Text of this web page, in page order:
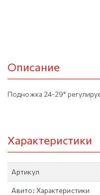
Описание
Подножка 24-29"
Характеристики
Артикул
Авито: Характеристики